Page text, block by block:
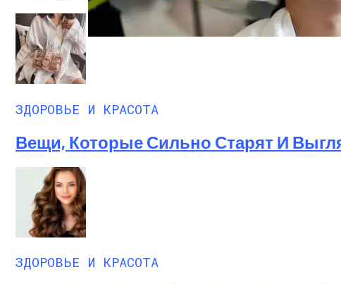
ЗДОРОВЬЕ И КРАСОТА
Вещи, Которые Сильно Старят И
ЗДОРОВЬЕ И КРАСОТА